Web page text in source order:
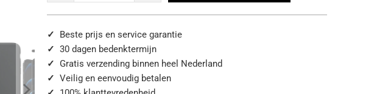
✓ Beste prijs en service garantie
✓ 30 dagen bedenktermijn
✓ Gratis verzending binnen heel Nederland
✓ Veilig en eenvoudig betalen